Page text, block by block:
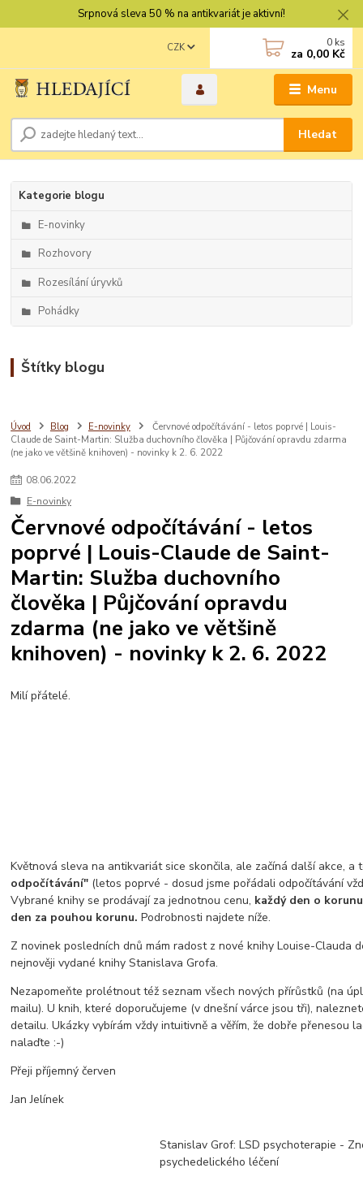
Srpnová sleva 50 % na antikvariát je aktivní!
Menu
CZK
Hledat
0 ks
za 0,00 Kč
Kategorie blogu
E-novinky
Rozhovory
Rozesílání úryvků
Pohádky
Štítky blogu
Úvod Blog E-novinky
Červnové odpočítávání - letos poprvé | Louis-
Claude de Saint-Martin: Služba duchovního člověka | Půjčování opravdu zdarma
(ne jako ve většině knihoven) - novinky k 2. 6. 2022
08.06.2022
E-novinky
Červnové odpočítávání - letos
poprvé | Louis-Claude de Saint-
Martin: Služba duchovního
člověka | Půjčování opravdu
zdarma (ne jako ve většině
knihoven) - novinky k 2. 6. 2022
Milí přátelé.
Květnová sleva na antikvariát sice skončila, ale začíná další akce, a
odpočítávání" (letos poprvé - dosud jsme pořádali odpočítávání
Vybrané knihy se prodávají za jednotnou cenu, každý den o
den za pouhou korunu. Podrobnosti najdete níže.
Z novinek posledních dnů mám radost z nové knihy Louise-Clauda
nejnověji vydané knihy Stanislava Grofa.
Nezapomeňte prolétnout též seznam všech nových přírůstků (na
mailu). U knih, které doporučujeme (v dnešní várce jsou tři),
detailu. Ukázky vybírám vždy intuitivně a věřím, že dobře přenesou
nalaďte :-)
Přeji příjemný červen
Jan Jelínek
Stanislav Grof: LSD psychoterapie -
psychedelického léčení